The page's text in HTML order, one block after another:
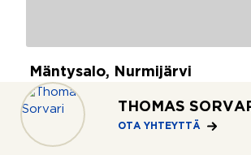
THOMAS
OTA YHTEYTTÄ
Mäntysalo, Nurmijärvi
Kirkkotie 37
3h,avok,kph,s,erill.wc,vh,käytt
öullakko